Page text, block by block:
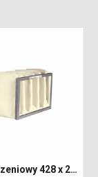
Filtr kieszeniowy 428 x 287 x 300 klasa G4 (Coarse 65%)